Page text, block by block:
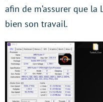
afin de m’assurer que
bien son travail.